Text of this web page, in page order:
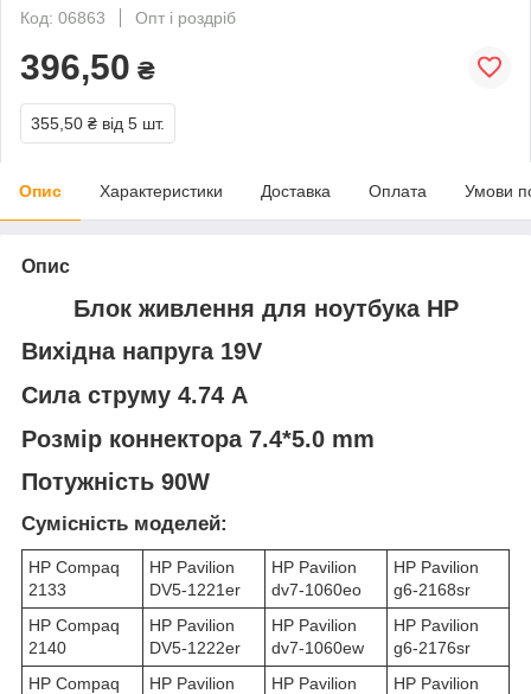
Код: 06863
Опт і роздріб
396,50 ₴
355,50 ₴ від 5 шт.
Опис Характеристики Доставка Оплата Умови
Опис
Блок живлення для ноутбука HP
Вихідна напруга 19V
Сила струму 4.74 A
Розмір коннектора 7.4*5.0 mm
Потужність 90W
Сумісність моделей:
HP Compaq
2133
HP Pavilion
DV5-1221er
HP Pavilion
dv7-1060eo
HP Pavilion
g6-2168sr
HP Compaq
2140
HP Pavilion
DV5-1222er
HP Pavilion
dv7-1060ew
HP Pavilion
g6-2176sr
HP Compaq
HP Pavilion
HP Pavilion
HP Pavilion